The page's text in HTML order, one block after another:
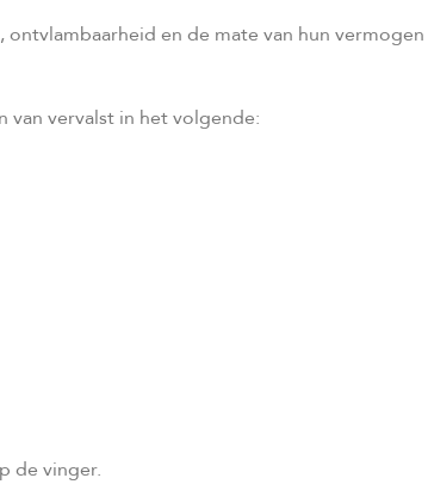
en de mate van hun vermogen
vervalst in het volgende:
de vinger.